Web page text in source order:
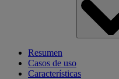
Resumen
Casos de uso
Características